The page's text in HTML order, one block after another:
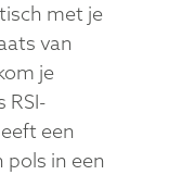
met je
van
je
RSI-
een
pols in een